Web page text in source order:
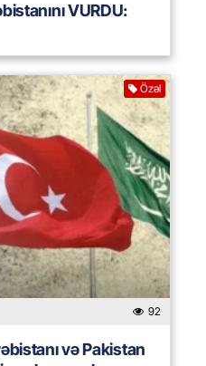
VURDU:
Özəl
92
və Pakistan